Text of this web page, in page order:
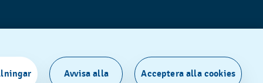
Avvisa alla Acceptera alla cookies